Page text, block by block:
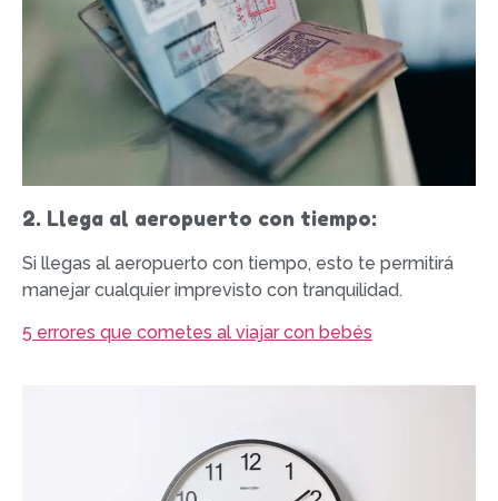
2. Llega al aeropuerto con tiempo:
Si llegas al aeropuerto con tiempo, esto te permitirá
manejar cualquier imprevisto con tranquilidad.
5 errores que cometes al viajar con bebés